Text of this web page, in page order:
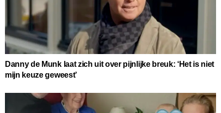
Danny de Munk laat zich uit over pijnlijke breuk: ‘Het is niet
mijn keuze geweest’